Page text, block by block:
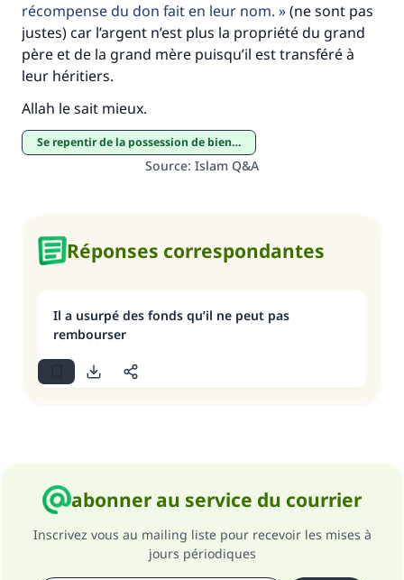
récompense du don fait en leur nom.
(ne sont pas
justes) car l’argent n’est plus la propriété du grand
père et de la grand mère puisqu’il est transféré à
leur héritiers.
Allah le sait mieux.
Se repentir de la possession de biens illicites
Source: Islam Q&A
Réponses correspondantes
Il a usurpé des fonds qu’il ne peut pas
rembourser
abonner au service du courrier
Inscrivez vous au mailing liste pour recevoir les mises à
jours périodiques